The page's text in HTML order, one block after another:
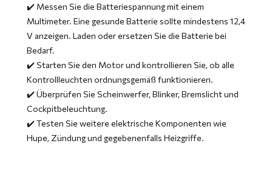
✔️ Messen Sie die Batteriespannung mit einem
Multimeter. Eine gesunde Batterie sollte mindestens 12,4
V anzeigen. Laden oder ersetzen Sie die Batterie bei
Bedarf.
✔️ Starten Sie den Motor und kontrollieren Sie, ob alle
Kontrollleuchten ordnungsgemäß funktionieren.
✔️ Überprüfen Sie Scheinwerfer, Blinker, Bremslicht und
Cockpitbeleuchtung.
✔️ Testen Sie weitere elektrische Komponenten wie
Hupe, Zündung und gegebenenfalls Heizgriffe.